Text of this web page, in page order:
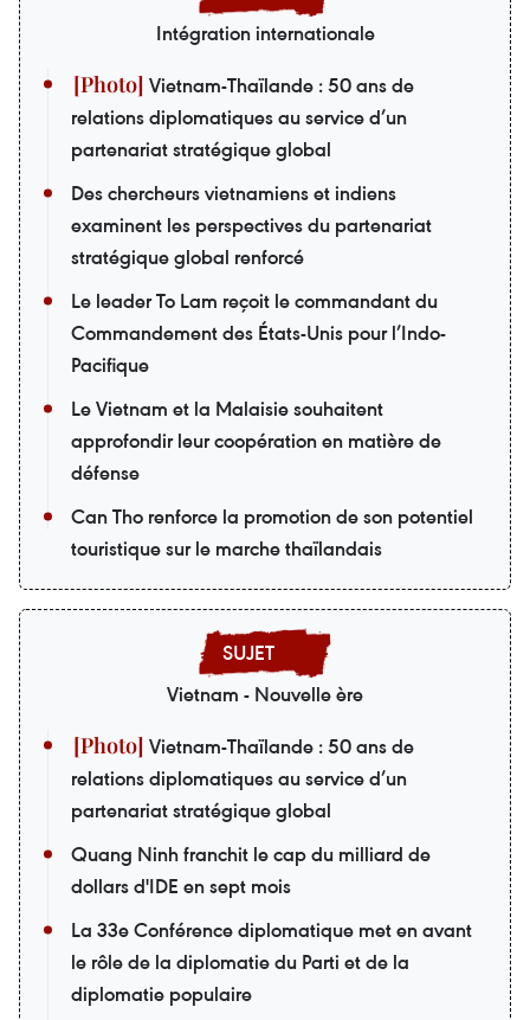
Intégration internationale
Vietnam-Thaïlande : 50 ans de
relations diplomatiques au service d’un
partenariat stratégique global
Des chercheurs vietnamiens et indiens
examinent les perspectives du partenariat
stratégique global renforcé
Le leader To Lam reçoit le commandant du
Commandement des États-Unis pour l’Indo-
Pacifique
Le Vietnam et la Malaisie souhaitent
approfondir leur coopération en matière de
défense
Can Tho renforce la promotion de son potentiel
touristique sur le marche thaïlandais
Vietnam - Nouvelle ère
Vietnam-Thaïlande : 50 ans de
relations diplomatiques au service d’un
partenariat stratégique global
Quang Ninh franchit le cap du milliard de
dollars d'IDE en sept mois
La 33e Conférence diplomatique met en avant
le rôle de la diplomatie du Parti et de la
diplomatie populaire